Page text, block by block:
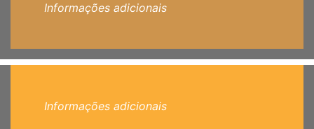
Informações adicionais
Informações adicionais